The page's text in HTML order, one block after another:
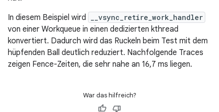
In diesem Beispiel wird
__vsync_retire_work_handler
von einer Workqueue in einen dedizierten kthread
konvertiert. Dadurch wird das Ruckeln beim Test mit dem
hüpfenden Ball deutlich reduziert. Nachfolgende Traces
zeigen Fence-Zeiten, die sehr nahe an 16,7 ms liegen.
War das hilfreich?